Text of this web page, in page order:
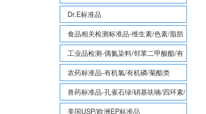
Dr.E标准品
食品相关检测标准品-维生素/色素/脂肪
酸甲酯等
工业品检测-偶氮染料/邻苯二甲酸酯/有
机锡/多溴联苯/多溴联苯醚/多氯联苯
农药标准品-有机氯/有机磷/菊酯类
兽药标准品-孔雀石绿/硝基呋喃/四环素/
磺胺等
美国USP/欧洲EP标准品